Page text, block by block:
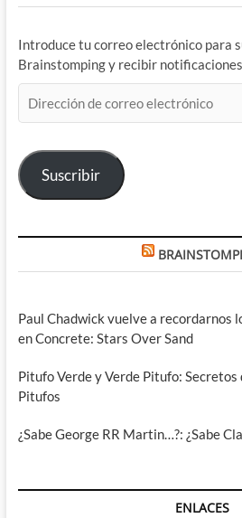
Introduce tu correo electrónico para
Brainstomping y recibir
de
electrónico
Suscribir
Paul Chadwick vuelve a recordarnos
en Concrete: Stars Over Sand
Pitufo Verde y Verde Pitufo: Secretos
Pitufos
¿Sabe George RR Martin…?: ¿Sabe
ENLACES